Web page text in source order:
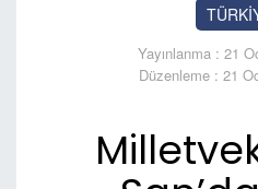
Yayınlanma : 21
Düzenleme : 21